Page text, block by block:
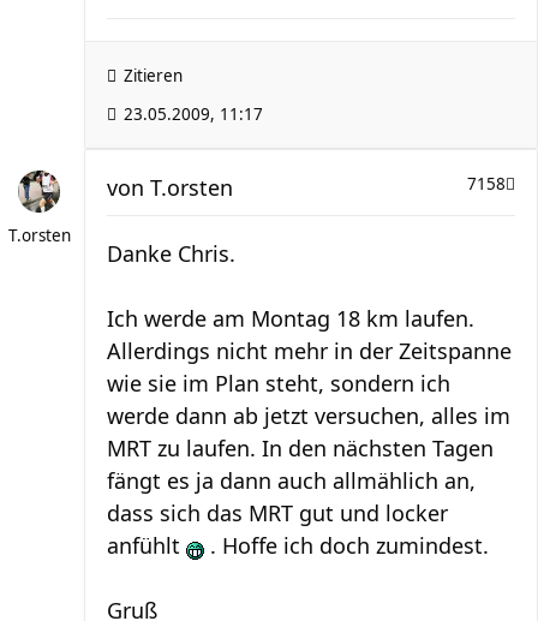
Zitieren
23.05.2009, 11:17
T.orsten
7158
von T.orsten
Danke Chris.
Ich werde am Montag 18 km laufen.
Allerdings nicht mehr in der Zeitspanne
wie sie im Plan steht, sondern ich
werde dann ab jetzt versuchen, alles im
MRT zu laufen. In den nächsten Tagen
fängt es ja dann auch allmählich an,
dass sich das MRT gut und locker
anfühlt
. Hoffe ich doch zumindest.
Gruß